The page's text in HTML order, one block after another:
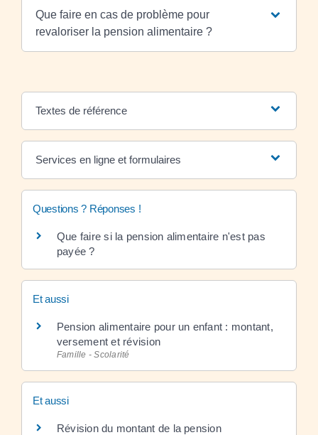
Que faire en cas de problème pour
revaloriser la pension alimentaire ?
Textes de référence
Services en ligne et formulaires
Questions ? Réponses !
Que faire si la pension alimentaire n'est pas
payée ?
Et aussi
Pension alimentaire pour un enfant : montant,
versement et révision
Famille - Scolarité
Et aussi
Révision du montant de la pension